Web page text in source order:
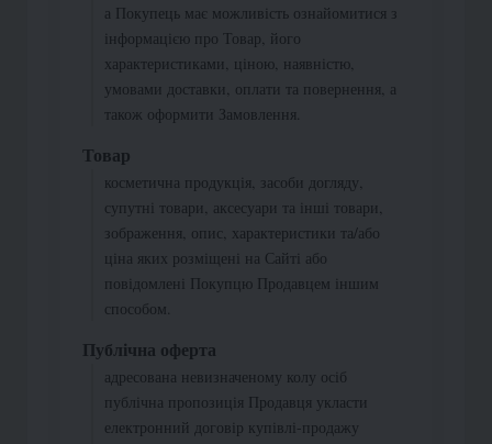
а Покупець має можливість ознайомитися з
інформацією про Товар, його
характеристиками, ціною, наявністю,
умовами доставки, оплати та повернення, а
також оформити Замовлення.
Товар
косметична продукція, засоби догляду,
супутні товари, аксесуари та інші товари,
зображення, опис, характеристики та/або
ціна яких розміщені на Сайті або
повідомлені Покупцю Продавцем іншим
способом.
Публічна оферта
адресована невизначеному колу осіб
публічна пропозиція Продавця укласти
електронний договір купівлі-продажу